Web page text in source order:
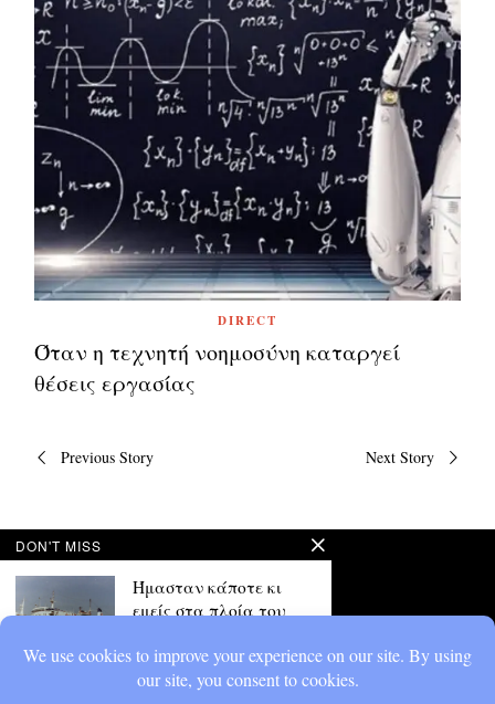
DIRECT
Όταν η τεχνητή νοημοσύνη καταργεί
θέσεις εργασίας
Πλοήγηση
Previous Story Next Story
DON'T MISS
Ήμασταν κάποτε κι
εμείς στα πλοία του
Το να μπεις σε ένα βαπόρι του
Αγούδημου δεν ήταν
απαραίτητα θέμα